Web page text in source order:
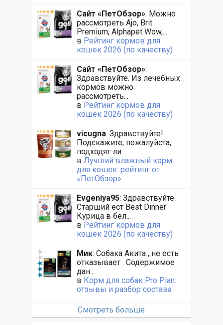
Сайт «ПетОбзор»: Можно
рассмотреть Ajo, Brit
Premium, Alphapet Wow,...
в Рейтинг кормов для
кошек 2026 (по качеству)
Сайт «ПетОбзор»:
Здравствуйте. Из лечебных
кормов можно
рассмотреть...
в Рейтинг кормов для
кошек 2026 (по качеству)
vicugna: Здравствуйте!
Подскажите, пожалуйста,
подходят ли ...
в Лучший влажный корм
для кошек: рейтинг от
«ПетОбзор»
Evgeniya95: Здравствуйте.
Старший ест Best Dinner
Курица в бел...
в Рейтинг кормов для
кошек 2026 (по качеству)
Мик: Собака Акита , не есть
отказывает . Содержимое
дан...
в Корм для собак Pro Plan:
отзывы и разбор состава
Смотреть больше